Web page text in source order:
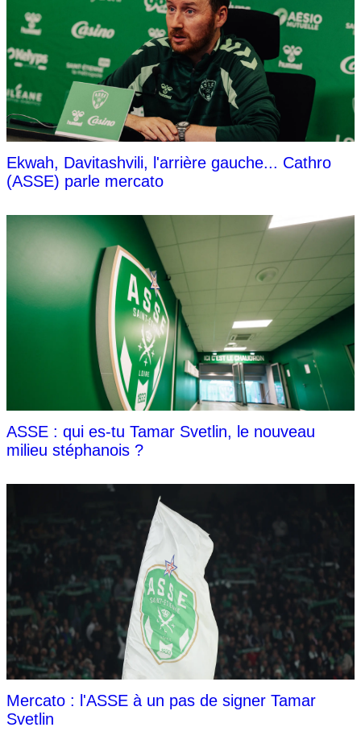
Ekwah, Davitashvili, l'arrière gauche... Cathro
(ASSE) parle mercato
ASSE : qui es-tu Tamar Svetlin, le nouveau
milieu stéphanois ?
Mercato : l'ASSE à un pas de signer Tamar
Svetlin